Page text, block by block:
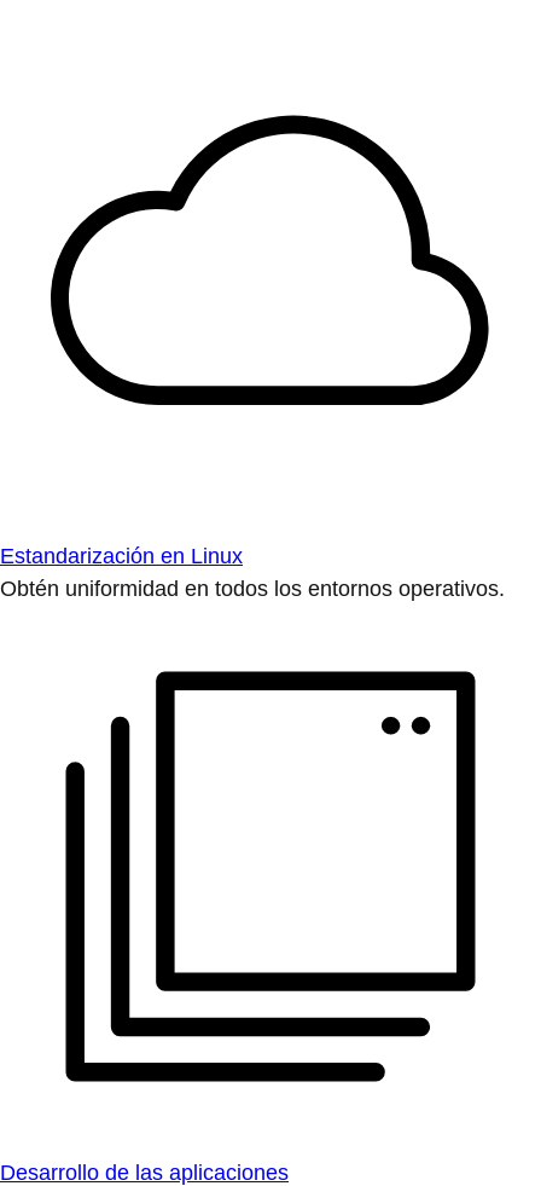
Estandarización en Linux
Obtén uniformidad en todos los entornos operativos.
Desarrollo de las aplicaciones